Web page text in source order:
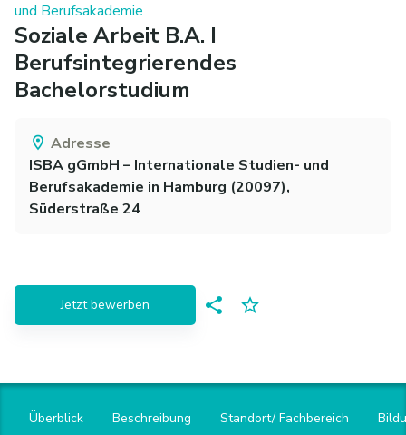
und Berufsakademie
Soziale Arbeit B.A. I
Berufsintegrierendes
Bachelorstudium
Adresse
ISBA gGmbH – Internationale Studien- und
Berufsakademie in Hamburg (20097),
Süderstraße 24
Jetzt bewerben
Überblick Beschreibung Standort/ Fachbereich